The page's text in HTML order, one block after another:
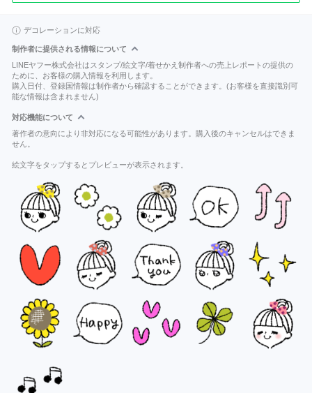
デコレーションに対応
制作者に提供される情報について
LINEヤフー株式会社はスタンプ/絵文字/着せかえ制作者への売上レポートの提供の
ために、お客様の購入情報を利用します。
購入日付、登録国情報は制作者から確認することができます。(お客様を直接識別可
能な情報は含まれません)
対応機能について
著作者の意向により非対応になる可能性があります。購入後のキャンセルはできま
せん。
絵文字をタップするとプレビューが表示されます。